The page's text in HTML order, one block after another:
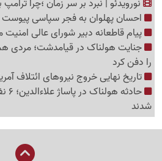
نورویدئو | نبرد بر سر زمان ؛چرا
احسان پهلوان به فجر سپاسی پیوست
پیام قاطعانه دبیر شورای عالی امنیت
جنایت هولناک در قیامدشت؛
را دفن کرد
تاریخ نهایی خروج نیروهای ائتلاف
شدند